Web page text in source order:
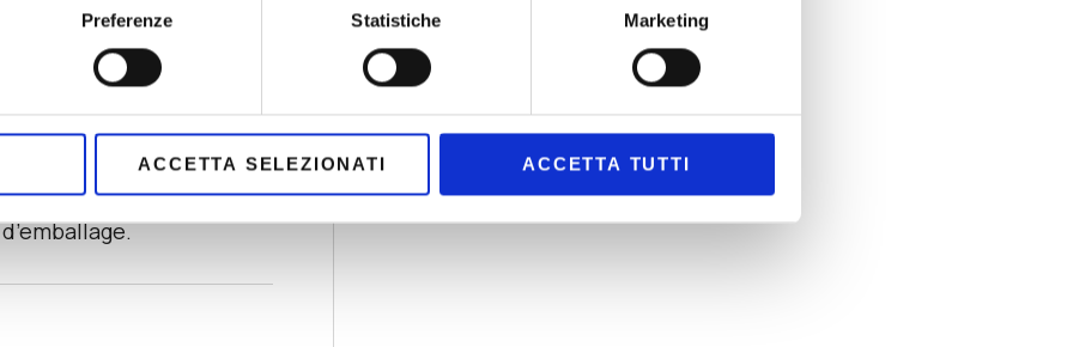
Preferenze Statistiche Marketing
ACCETTA SELEZIONATI ACCETTA TUTTI
80 paquets par
En fonction du
d’alimentation,
produit et matériau
d’emballage.